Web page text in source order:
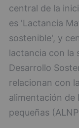
central de la
es 'Lactancia
sostenible', y
lactancia con la
Desarrollo
relacionan con
alimentación de
pequeñas